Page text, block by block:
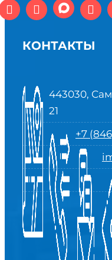
КОНТАКТЫ
443030,
21
+7